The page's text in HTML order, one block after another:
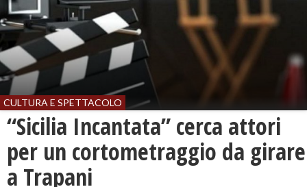
CULTURA E SPETTACOLO
“Sicilia Incantata” cerca attori
per un cortometraggio da girare
a Trapani